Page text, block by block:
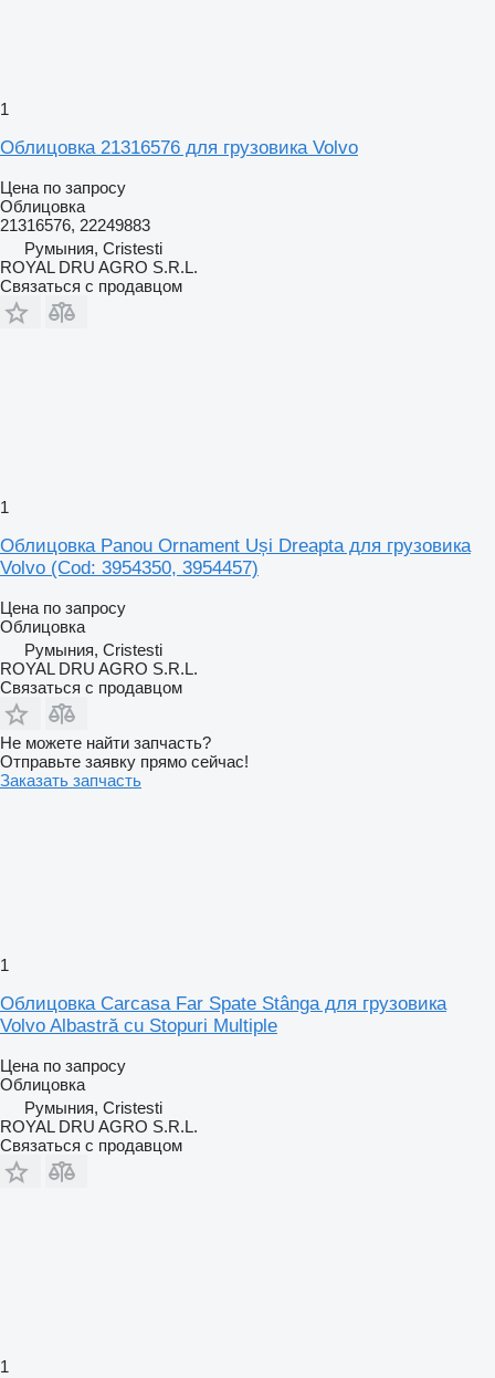
1
Облицовка 21316576 для грузовика Volvo
Цена по запросу
Облицовка
21316576, 22249883
Румыния, Cristesti
ROYAL DRU AGRO S.R.L.
Связаться с продавцом
1
Облицовка Panou Ornament Uși Dreapta для грузовика
Volvo (Cod: 3954350, 3954457)
Цена по запросу
Облицовка
Румыния, Cristesti
ROYAL DRU AGRO S.R.L.
Связаться с продавцом
Не можете найти запчасть?
Отправьте заявку прямо сейчас!
Заказать запчасть
1
Облицовка Carcasa Far Spate Stânga для грузовика
Volvo Albastră cu Stopuri Multiple
Цена по запросу
Облицовка
Румыния, Cristesti
ROYAL DRU AGRO S.R.L.
Связаться с продавцом
1